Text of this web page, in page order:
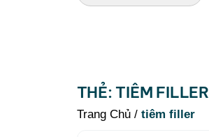
THẺ:TIÊM FILLER
Trang Chủ/ tiêm filler